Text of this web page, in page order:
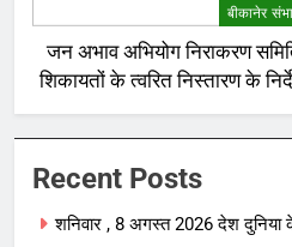
बीकानेर
जन अभाव अभियोग निराकरण
शिकायतों के त्वरित निस्तारण के
पर सख्त
Recent Posts
शनिवार , 8 अगस्त 2026 देश दुनिया